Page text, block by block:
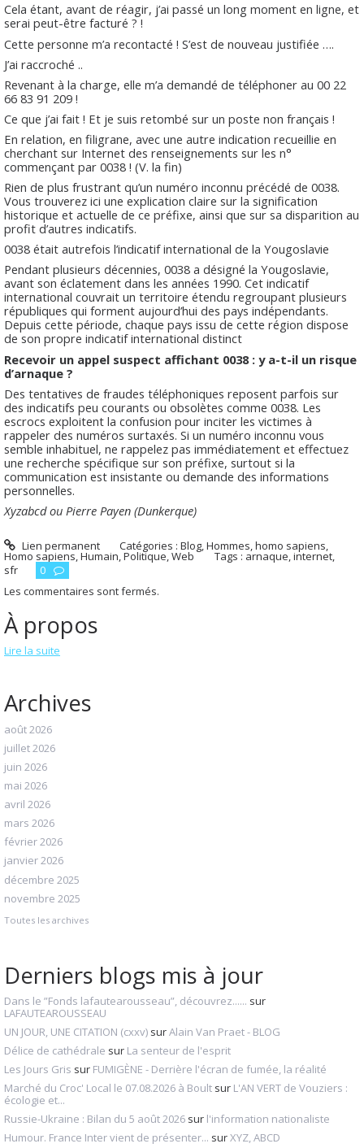
Cela étant, avant de réagir, j’ai passé un long moment en ligne, et
serai peut-être facturé ? !
Cette personne m’a recontacté ! S’est de nouveau justifiée ….
J’ai raccroché ..
Revenant à la charge, elle m’a demandé de téléphoner au 00 22
66 83 91 209 !
Ce que j’ai fait ! Et je suis retombé sur un poste non français !
En relation, en filigrane, avec une autre indication recueillie en
cherchant sur Internet des renseignements sur les n°
commençant par 0038 ! (V. la fin)
Rien de plus frustrant qu’un numéro inconnu précédé de 0038.
Vous trouverez ici une explication claire sur la signification
historique et actuelle de ce préfixe, ainsi que sur sa disparition au
profit d’autres indicatifs.
0038 était autrefois l’indicatif international de la Yougoslavie
Pendant plusieurs décennies, 0038 a désigné la Yougoslavie,
avant son éclatement dans les années 1990. Cet indicatif
international couvrait un territoire étendu regroupant plusieurs
républiques qui forment aujourd’hui des pays indépendants.
Depuis cette période, chaque pays issu de cette région dispose
de son propre indicatif international distinct
Recevoir un appel suspect affichant 0038 : y a-t-il un risque
d’arnaque ?
Des tentatives de fraudes téléphoniques reposent parfois sur
des indicatifs peu courants ou obsolètes comme 0038. Les
escrocs exploitent la confusion pour inciter les victimes à
rappeler des numéros surtaxés. Si un numéro inconnu vous
semble inhabituel, ne rappelez pas immédiatement et effectuez
une recherche spécifique sur son préfixe, surtout si la
communication est insistante ou demande des informations
personnelles.
Xyzabcd ou Pierre Payen (Dunkerque)
Lien permanent Catégories :Blog,Hommes, homo sapiens,
Homo sapiens,Humain,Politique,Web Tags : arnaque,internet,
sfr
0
Les commentaires sont fermés.
À propos
Lire la suite
Archives
août 2026
juillet 2026
juin 2026
mai 2026
avril 2026
mars 2026
février 2026
janvier 2026
décembre 2025
novembre 2025
Toutes les archives
Derniers blogs mis à jour
Dans le ”Fonds lafautearousseau”, découvrez...... sur
LAFAUTEAROUSSEAU
UN JOUR, UNE CITATION (cxxv) surAlain Van Praet - BLOG
Délice de cathédrale sur La senteur de l'esprit
Les Jours Gris sur FUMIGÈNE - Derrière l'écran de fumée, la réalité
Marché du Croc' Local le 07.08.2026 à Boult sur L'AN VERT de Vouziers :
écologie et...
Russie-Ukraine : Bilan du 5 août 2026 sur l'information nationaliste
Humour. France Inter vient de présenter... surXYZ, ABCD